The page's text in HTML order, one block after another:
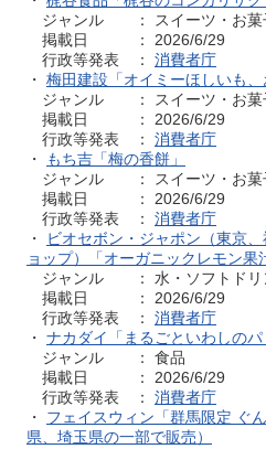
ジャンル ： スイーツ・お菓
掲載日 ： 2026/6/29
行政等発表 ： 消費者庁
・ 梅田建設「オイミーほしいも、
ジャンル ： スイーツ・お菓
掲載日 ： 2026/6/29
行政等発表 ： 消費者庁
・
もち吉「梅の香餅」
ジャンル ： スイーツ・お菓
掲載日 ： 2026/6/29
行政等発表 ： 消費者庁
・
ビオセボン・ジャポン（東京
ョップ）「オーガニックレモン果
ジャンル ： 水・ソフトドリ
掲載日 ： 2026/6/29
行政等発表 ： 消費者庁
・ ナカダイ「まるごといわしのパ
ジャンル ： 食品
掲載日 ： 2026/6/29
行政等発表 ： 消費者庁
・ フェイスウィン「群馬限定 ぐ
県、埼玉県の一部で販売）